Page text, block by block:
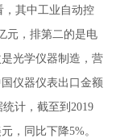
其中工业自动控
元，排第二的是电
光学仪器制造，营
仪器仪表出口金额
计，截至到2019
，同比下降5%。